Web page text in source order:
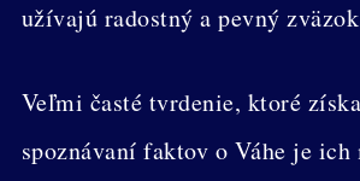
užívajú radostný a pevný
Veľmi časté tvrdenie, ktoré
spoznávaní faktov o Váhe je ich